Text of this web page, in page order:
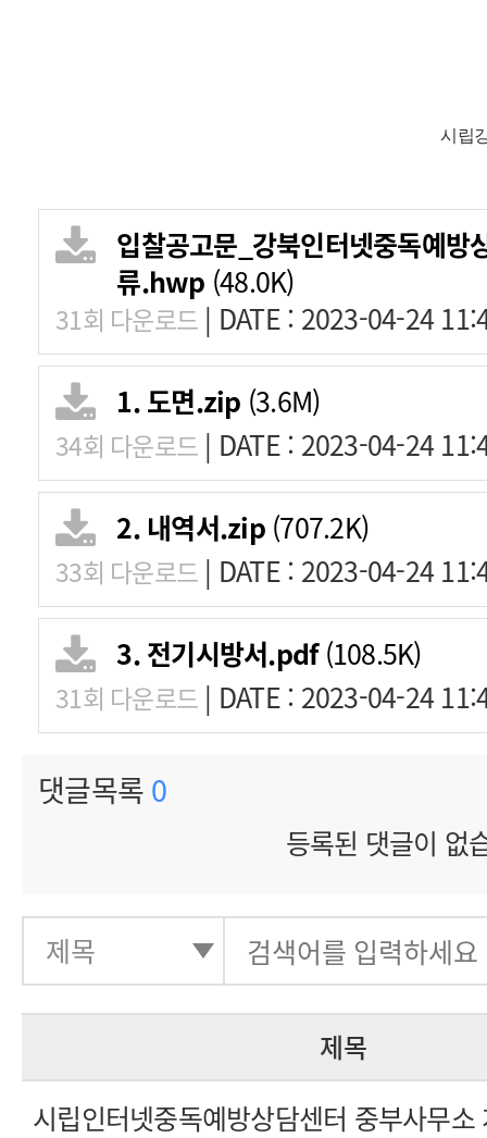
시립
입찰공고문_강북인터넷중독예방
류.hwp (48.0K)
31회 다운로드 | DATE : 2023-04-24
1. 도면.zip (3.6M)
34회 다운로드 | DATE : 2023-04-24
2. 내역서.zip(707.2K)
33회 다운로드 | DATE : 2023-04-24
3. 전기시방서.pdf(108.5K)
31회 다운로드 | DATE : 2023-04-24
댓글목록 0
등록된 댓글이 없
제목
시립인터넷중독예방상담센터 중부사무소